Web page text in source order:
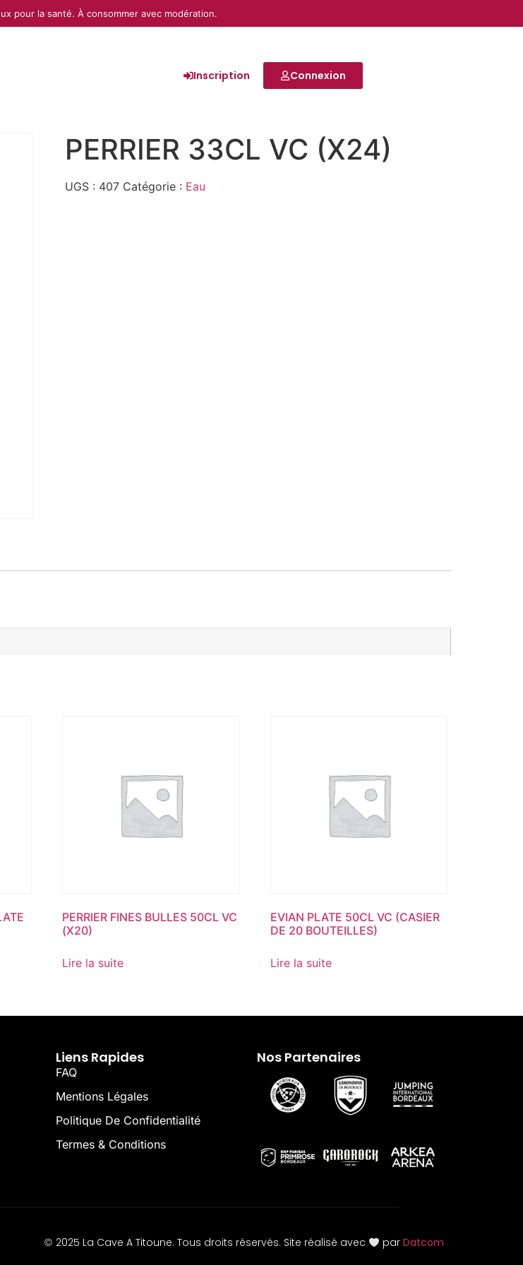
Inscription Connexion
PERRIER 33CL VC (X24)
UGS : 407 Catégorie : Eau
PERRIER FINES BULLES 50CL VC
(X20)
Lire la suite
EVIAN PLATE 50CL VC (CASIER
DE 20 BOUTEILLES)
Lire la suite
Liens Rapides
FAQ
Mentions Légales
Politique De Confidentialité
Termes & Conditions
Nos Partenaires
© 2025 La Cave A Titoune. Tous droits réservés. Site réalisé avec par Datcom
pour la santé. À consommer avec modération.